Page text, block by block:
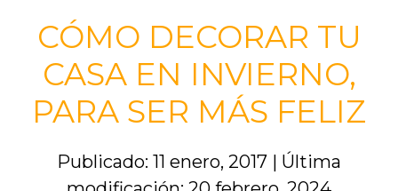
CÓMO DECORAR TU
CASA EN INVIERNO,
PARA SER MÁS FELIZ
Publicado: 11 enero, 2017 | Última